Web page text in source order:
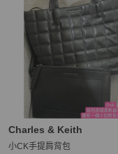
Charles & Keith
小CK手提肩背包